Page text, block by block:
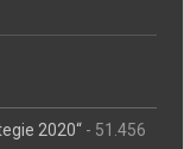
2020“ - 51.456